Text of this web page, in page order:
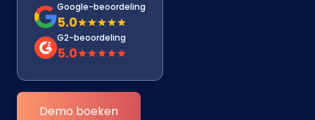
Google-beoordeling
5.0
G2-beoordeling
5.0
Demo boeken